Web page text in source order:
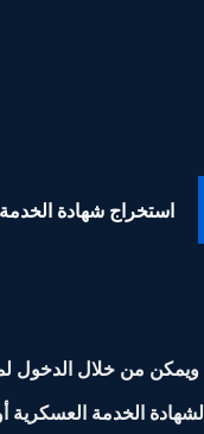
استخراج شهادة الخدمة
من خلال الدخول
الخدمة العسكرية أو